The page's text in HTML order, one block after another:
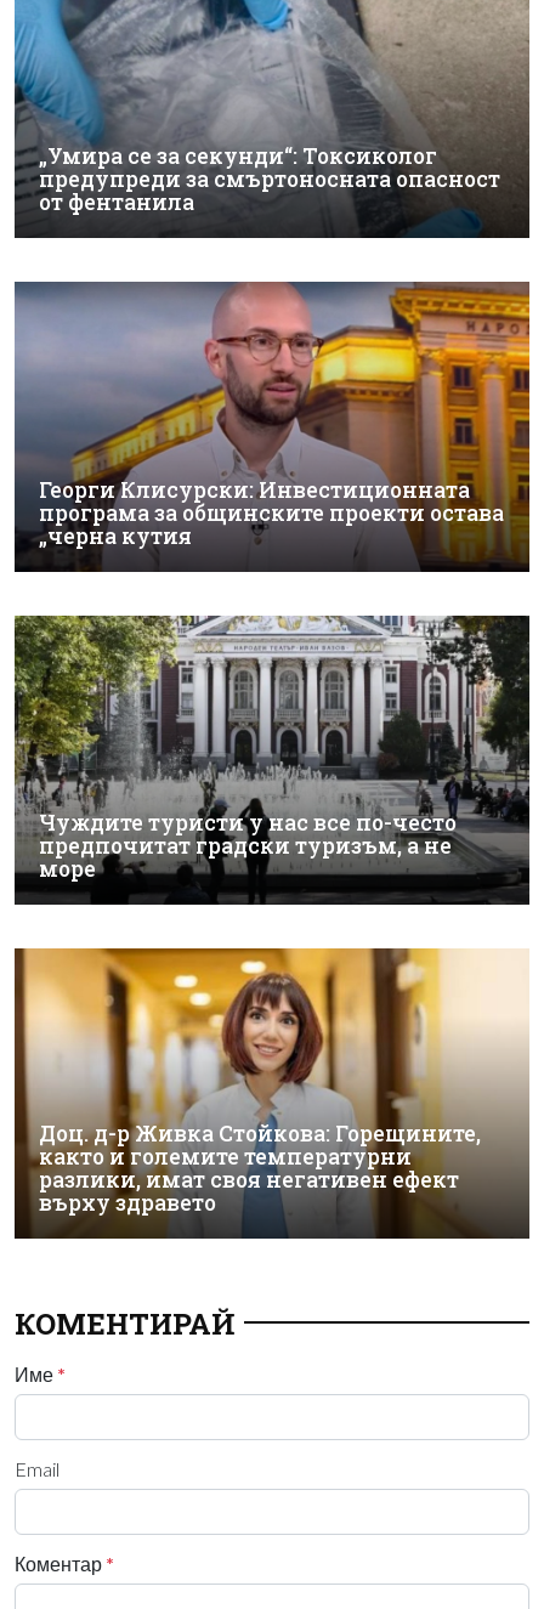
„Умира се за секунди“: Токсиколог
предупреди за смъртоносната опасност
от фентанила
Георги Клисурски: Инвестиционната
програма за общинските проекти остава
„черна кутия
Чуждите туристи у нас все по-често
предпочитат градски туризъм, а не
море
Доц. д-р Живка Стойкова: Горещините,
както и големите температурни
разлики, имат своя негативен ефект
върху здравето
КОМЕНТИРАЙ
Име *
Email
Коментар *